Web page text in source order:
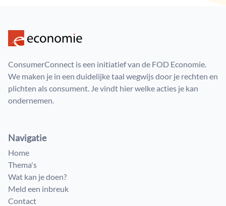
ConsumerConnect is een initiatief van de FOD Economie.
We maken je in een duidelijke taal wegwijs door je rechten en
plichten als consument. Je vindt hier welke acties je kan
ondernemen.
Navigatie
Home
Thema's
Wat kan je doen?
Meld een inbreuk
Contact